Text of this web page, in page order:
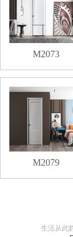
M2073
M2079
生活从此